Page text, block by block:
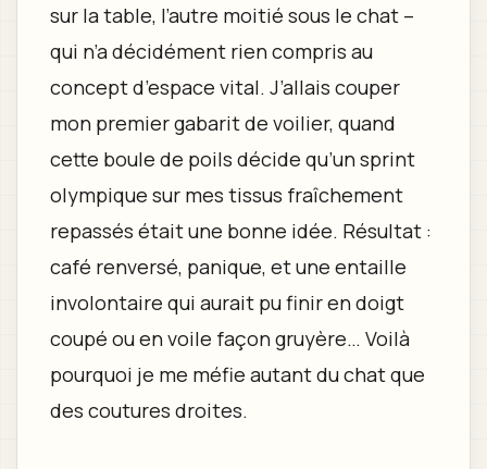
sur la table, l’autre moitié sous le chat –
qui n’a décidément rien compris au
concept d’espace vital. J’allais couper
mon premier gabarit de voilier, quand
cette boule de poils décide qu’un sprint
olympique sur mes tissus fraîchement
repassés était une bonne idée. Résultat :
café renversé, panique, et une entaille
involontaire qui aurait pu finir en doigt
coupé ou en voile façon gruyère… Voilà
pourquoi je me méfie autant du chat que
des coutures droites.